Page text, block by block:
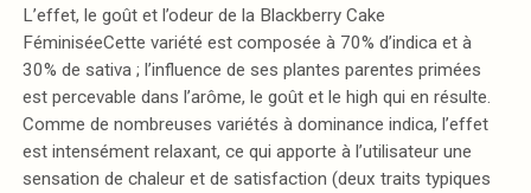
L’effet, le goût et l’odeur de la Blackberry Cake
FéminiséeCette variété est composée à 70% d’indica et à
30% de sativa ; l’influence de ses plantes parentes primées
est percevable dans l’arôme, le goût et le high qui en résulte.
Comme de nombreuses variétés à dominance indica, l’effet
est intensément relaxant, ce qui apporte à l’utilisateur une
sensation de chaleur et de satisfaction (deux traits typiques